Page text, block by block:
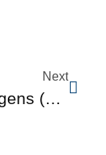
Next
As Vantagens (e Os Cuidados) Ao Trocar Faróis Comuns Por LEDs